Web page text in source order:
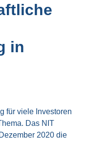
in
für viele Investoren
Das NIT
2020 die